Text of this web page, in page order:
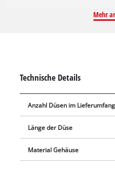
Oberflächen genutzt werden.
ein Universaladapter für
verschiedenen Adapter
Ausblaspistole geschraubt
Mehr
Technische Details
Anzahl Düsen im Lieferumfang
Länge der Düse
Material Gehäuse